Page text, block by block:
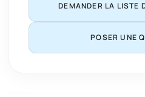
DEMANDER LA LISTE
POSER UNE